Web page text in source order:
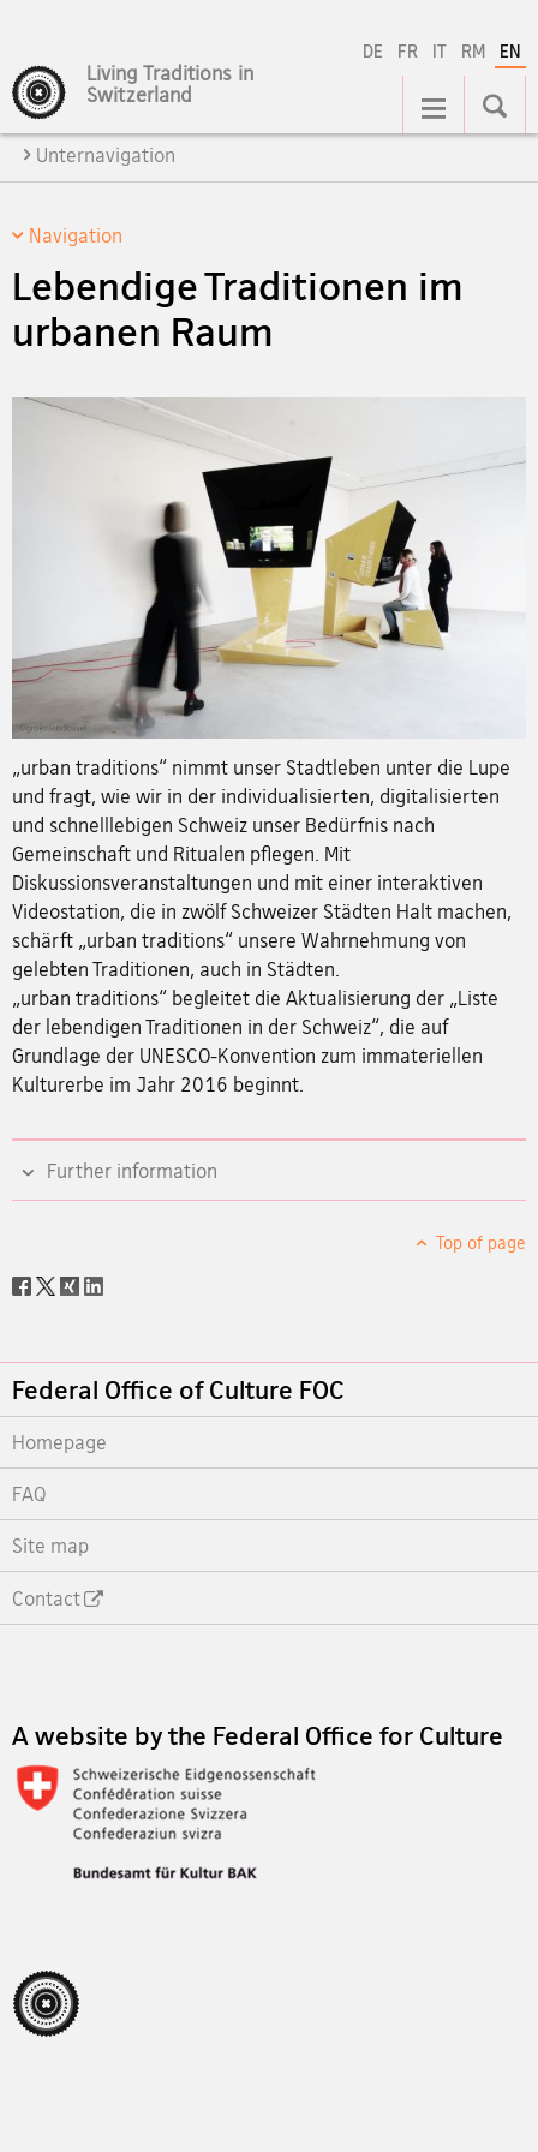
DE FR IT RM EN
Living Traditions in
Switzerland
Main
Navigation
Unternavigation
Navigation
Lebendige Traditionen im
urbanen Raum
„urban traditions“ nimmt unser Stadtleben unter die Lupe
und fragt, wie wir in der individualisierten, digitalisierten
und schnelllebigen Schweiz unser Bedürfnis nach
Gemeinschaft und Ritualen pflegen. Mit
Diskussionsveranstaltungen und mit einer interaktiven
Videostation, die in zwölf Schweizer Städten Halt machen,
schärft „urban traditions“ unsere Wahrnehmung von
gelebten Traditionen, auch in Städten.
„urban traditions“ begleitet die Aktualisierung der „Liste
der lebendigen Traditionen in der Schweiz“, die auf
Grundlage der UNESCO-Konvention zum immateriellen
Kulturerbe im Jahr 2016 beginnt.
Further information
Top of page
Social
Footer
Federal Office of Culture FOC
Homepage
FAQ
Site map
Contact
A website by the Federal Office for Culture